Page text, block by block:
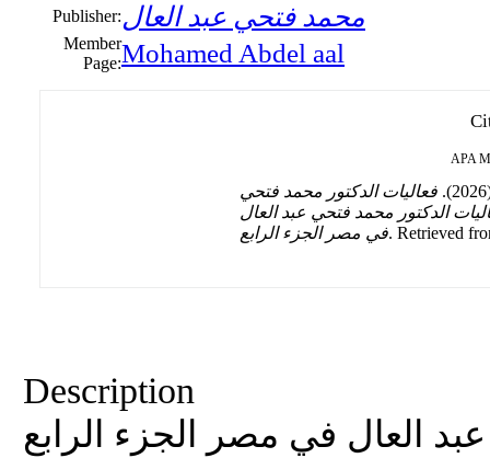
Publisher:محمد فتحي عبد العال
Member
Page:Mohamed Abdel aal
APA
فعاليات الدكتور محمد فتحي
الدكتور محمد فتحي عبد العال
في مصر الجزء الرابع. Retrieved
Description
العال في مصر الجزء الرابع